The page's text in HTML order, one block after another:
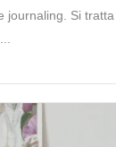
journaling. Si